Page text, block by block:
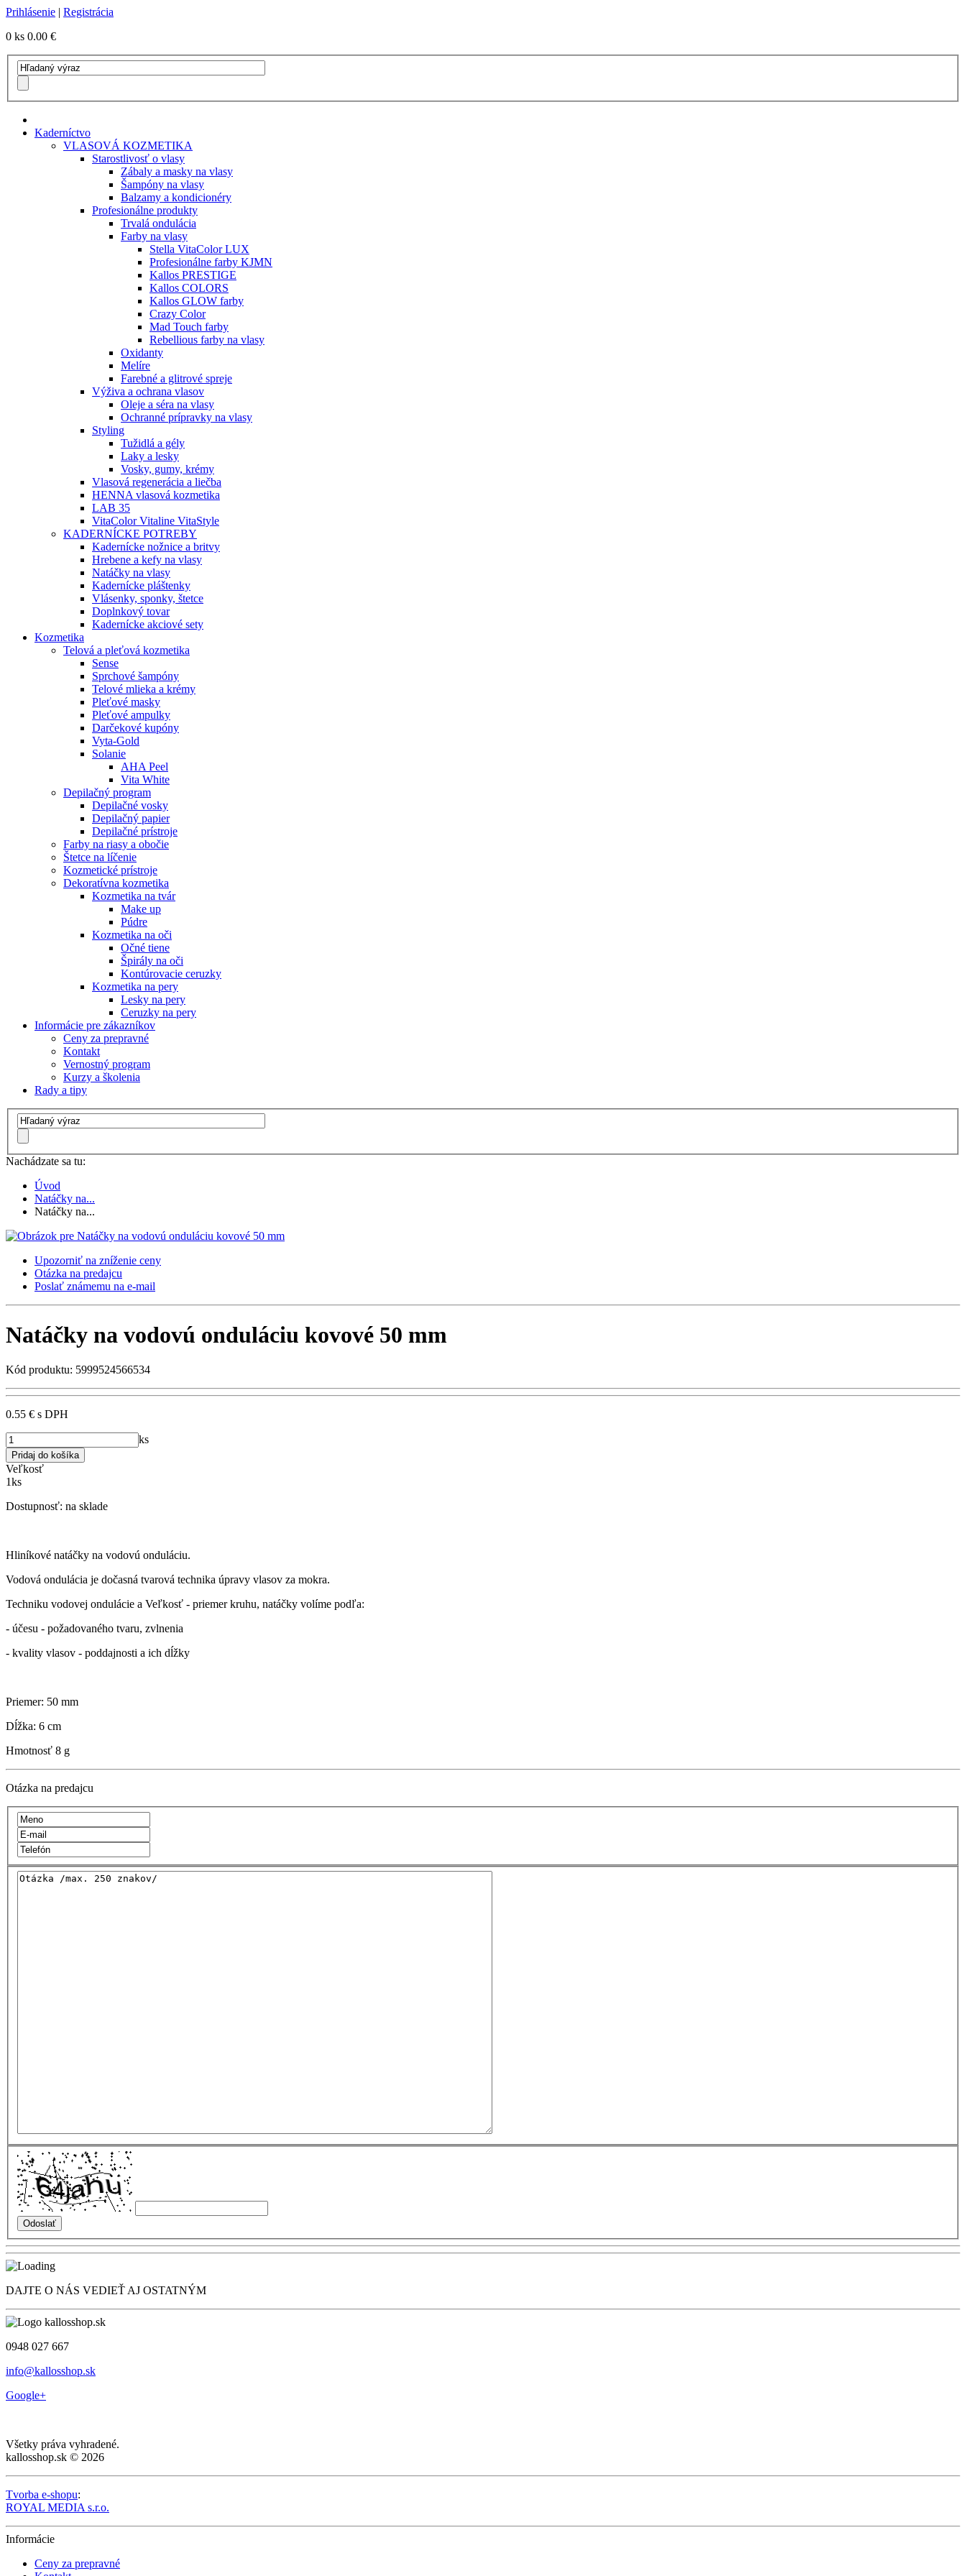
Prihlásenie | Registrácia
0 ks 0.00 €
Kaderníctvo
VLASOVÁ KOZMETIKA
Starostlivosť o vlasy
Zábaly a masky na vlasy
Šampóny na vlasy
Balzamy a kondicionéry
Profesionálne produkty
Trvalá ondulácia
Farby na vlasy
Stella VitaColor LUX
Profesionálne farby KJMN
Kallos PRESTIGE
Kallos COLORS
Kallos GLOW farby
Crazy Color
Mad Touch farby
Rebellious farby na vlasy
Oxidanty
Melíre
Farebné a glitrové spreje
Výživa a ochrana vlasov
Oleje a séra na vlasy
Ochranné prípravky na vlasy
Styling
Tužidlá a gély
Laky a lesky
Vosky, gumy, krémy
Vlasová regenerácia a liečba
HENNA vlasová kozmetika
LAB 35
VitaColor Vitaline VitaStyle
KADERNÍCKE POTREBY
Kadernícke nožnice a britvy
Hrebene a kefy na vlasy
Natáčky na vlasy
Kadernícke pláštenky
Vlásenky, sponky, štetce
Doplnkový tovar
Kadernícke akciové sety
Kozmetika
Telová a pleťová kozmetika
Sense
Sprchové šampóny
Telové mlieka a krémy
Pleťové masky
Pleťové ampulky
Darčekové kupóny
Vyta-Gold
Solanie
AHA Peel
Vita White
Depilačný program
Depilačné vosky
Depilačný papier
Depilačné prístroje
Farby na riasy a obočie
Štetce na líčenie
Kozmetické prístroje
Dekoratívna kozmetika
Kozmetika na tvár
Make up
Púdre
Kozmetika na oči
Očné tiene
Špirály na oči
Kontúrovacie ceruzky
Kozmetika na pery
Lesky na pery
Ceruzky na pery
Informácie pre zákazníkov
Ceny za prepravné
Kontakt
Vernostný program
Kurzy a školenia
Rady a tipy
Nachádzate sa tu:
Úvod
Natáčky na...
Natáčky na...
Upozorniť na zníženie ceny
Otázka na predajcu
Poslať známemu na e-mail
Natáčky na vodovú onduláciu kovové 50 mm
Kód produktu: 5999524566534
0.55 € s DPH
ks
Veľkosť
1ks
Dostupnosť: na sklade
Hliníkové natáčky na vodovú onduláciu.
Vodová ondulácia je dočasná tvarová technika úpravy vlasov za mokra.
Techniku vodovej ondulácie a Veľkosť - priemer kruhu, natáčky volíme podľa:
- účesu - požadovaného tvaru, zvlnenia
- kvality vlasov - poddajnosti a ich dĺžky
Priemer: 50 mm
Dĺžka: 6 cm
Hmotnosť 8 g
Otázka na predajcu
DAJTE O NÁS VEDIEŤ AJ OSTATNÝM
0948 027 667
info@kallosshop.sk
Google+
Všetky práva vyhradené.
kallosshop.sk © 2026
Tvorba e-shopu:
ROYAL MEDIA s.r.o.
Informácie
Ceny za prepravné